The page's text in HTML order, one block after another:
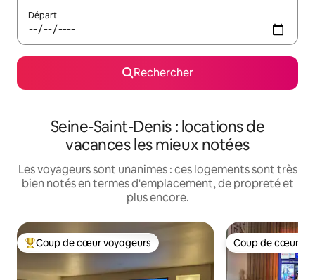
Départ
Rechercher
Seine-Saint-Denis : locations de
vacances les mieux notées
Les voyageurs sont unanimes : ces logements sont très
bien notés en termes d'emplacement, de propreté et
plus encore.
Coups de cœur voyageurs les plus appréciés
Coup de cœur voyageurs Coup de cœur
Coup de cœur